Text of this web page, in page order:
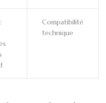
Compatibilité
technique